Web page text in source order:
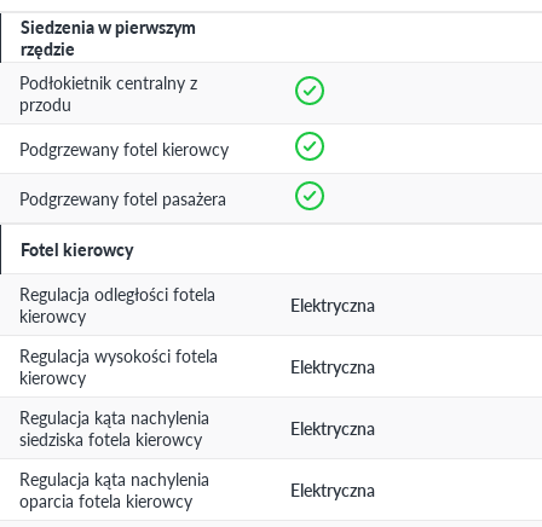
Siedzenia w pierwszym
rzędzie
Podłokietnik centralny z
przodu
Podgrzewany fotel kierowcy
Podgrzewany fotel pasażera
Fotel kierowcy
Regulacja odległości fotela
kierowcy
Elektryczna
Regulacja wysokości fotela
kierowcy
Elektryczna
Regulacja kąta nachylenia
siedziska fotela kierowcy
Elektryczna
Regulacja kąta nachylenia
oparcia fotela kierowcy
Elektryczna